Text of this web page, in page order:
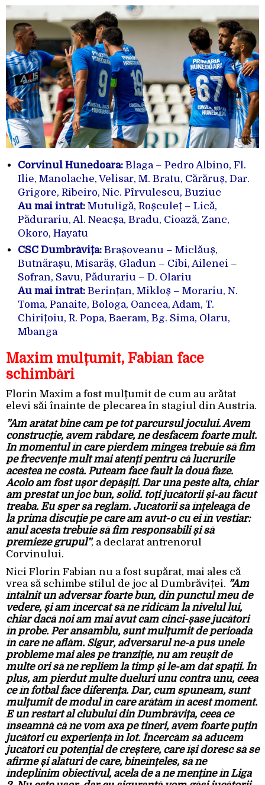
Corvinul Hunedoara: Blaga – Pedro Albino, Fl.
Ilie, Manolache, Velisar, M. Bratu, Cărăruș, Dar.
Grigore, Ribeiro, Nic. Pîrvulescu, Buziuc
Au mai intrat: Mutuligă, Roșculeț – Lică,
Pădurariu, Al. Neacșa, Bradu, Cioază, Zanc,
Okoro, Hayatu
CSC Dumbrăvița: Brașoveanu – Miclăuș,
Butnărașu, Misarăș, Gladun – Cibi, Ailenei –
Sofran, Savu, Pădurariu – D. Olariu
Au mai intrat: Berințan, Mikloș – Morariu, N.
Toma, Panaite, Bologa, Oancea, Adam, T.
Chirițoiu, R. Popa, Baeram, Bg. Sima, Olaru,
Mbanga
Maxim mulțumit, Fabian face
schimbări
Florin Maxim a fost mulțumit de cum au arătat
elevi săi înainte de plecarea în stagiul din Austria.
”Am arătat bine cam pe tot parcursul jocului. Avem
construcție, avem răbdare, ne desfacem foarte mult.
În momentul în care pierdem mingea trebuie să fim
pe frecvențe mult mai atenți pentru că lucrurile
acestea ne costă. Puteam face fault la două faze.
Acolo am fost ușor depășiți. Dar una peste alta, chiar
am prestat un joc bun, solid. toți jucătorii și-au făcut
treaba. Eu sper să reglăm. Jucătorii să înțeleagă de
la prima discuție pe care am avut-o cu ei în vestiar:
anul acesta trebuie să fim responsabili și să
premieze grupul”, a declarat antrenorul
Corvinului.
Nici Florin Fabian nu a fost supărat, mai ales că
vrea să schimbe stilul de joc al Dumbrăviței. ”Am
întâlnit un adversar foarte bun, din punctul meu de
vedere, și am încercat să ne ridicăm la nivelul lui,
chiar dacă noi am mai avut cam cinci-șase jucători
în probe. Per ansamblu, sunt mulțumit de perioada
în care ne aflăm. Sigur, adversarul ne-a pus unele
probleme mai ales pe tranziție, nu am reușit de
multe ori să ne repliem la timp și le-am dat spații. În
plus, am pierdut multe dueluri unu contra unu, ceea
ce în fotbal face diferența. Dar, cum spuneam, sunt
mulțumit de modul în care arătăm în acest moment.
E un restart al clubului din Dumbrăvița, ceea ce
înseamnă că ne vom axa pe tineri, avem foarte puțin
jucători cu experiență în lot. Încercăm să aducem
jucători cu potențial de creștere, care își doresc să se
afirme și alături de care, bineînțeles, să ne
îndeplinim obiectivul, acela de a ne menține în Liga